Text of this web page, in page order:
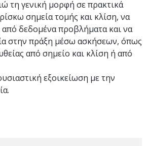
τη γενική μορφή σε πρακτικά
σημεία τομής και κλίση, να
δεδομένα προβλήματα και να
στην πράξη μέσω ασκήσεων, όπως
από σημείο και κλίση ή από
εξοικείωση με την